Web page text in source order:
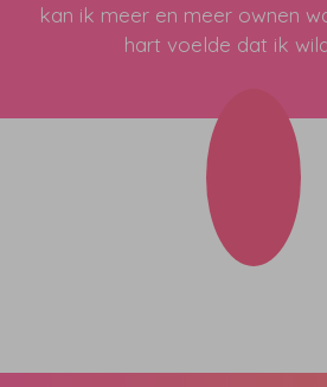
kan ik meer en meer ownen
hart voelde dat ik